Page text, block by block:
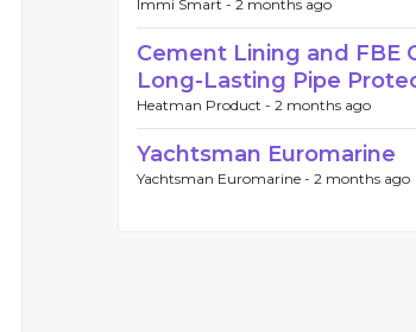
Immi Smart - 2 months ago
Cement Lining and FBE
Long-Lasting Pipe
Heatman Product - 2 months ago
Yachtsman Euromarine
Yachtsman Euromarine - 2 months ago